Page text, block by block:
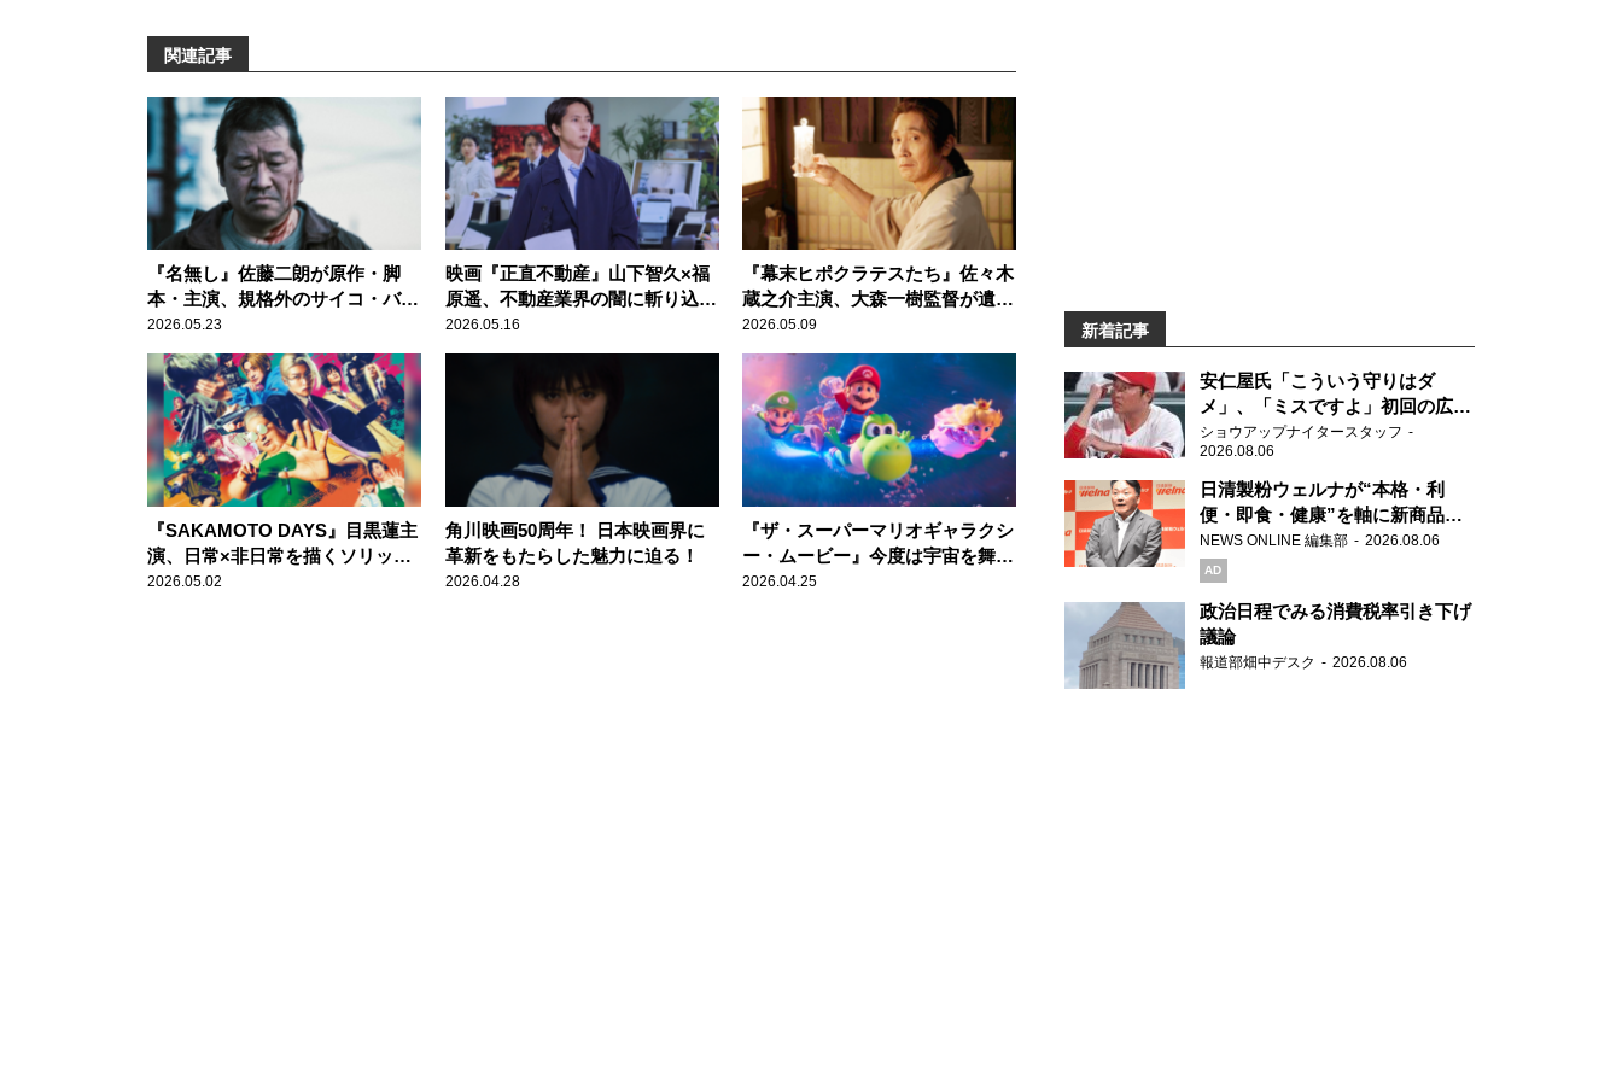
関連記事
『名無し』佐藤二朗が原作・脚
本・主演、規格外のサイコ・バイ
オレンス
2026.05.23
映画『正直不動産』山下智久×福
原遥、不動産業界の闇に斬り込ん
だ社会派コメディ
2026.05.16
『幕末ヒポクラテスたち』佐々木
蔵之介主演、大森一樹監督が遺し
た企画を映画化
2026.05.09
『SAKAMOTO DAYS』目黒蓮主
演、日常×非日常を描くソリッド
アクションストーリー
2026.05.02
角川映画50周年！ 日本映画界に
革新をもたらした魅力に迫る！
2026.04.28
『ザ・スーパーマリオギャラクシ
ー・ムービー』今度は宇宙を舞台
に大冒険を繰り広げる！
2026.04.25
新着記事
安仁屋氏「こういう守りはダ
メ」、「ミスですよ」初回の広島
の守備に苦言
ショウアップナイタースタッフ
2026.08.06
日清製粉ウェルナが“本格・利
便・即食・健康”を軸に新商品を
展開 「マ・マー」「青の洞窟」
ブランドを強化
NEWS ONLINE 編集部 2026.08.06
AD
政治日程でみる消費税率引き下げ
議論
報道部畑中デスク 2026.08.06